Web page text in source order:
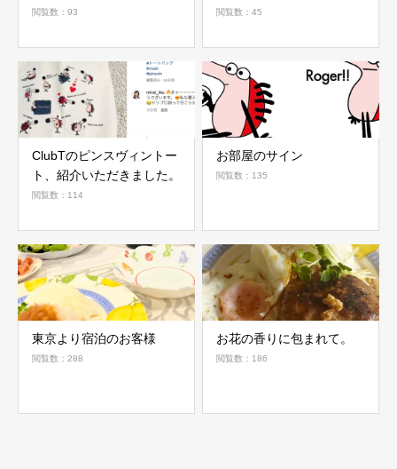
閲覧数：93 閲覧数：45
ClubTのピンスヴィントー
ト、紹介いただきました。
閲覧数：114
お部屋のサイン
閲覧数：135
東京より宿泊のお客様
閲覧数：288
お花の香りに包まれて。
閲覧数：186